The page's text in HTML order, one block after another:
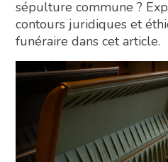
sépulture commune ?
contours juridiques et
funéraire dans cet article.